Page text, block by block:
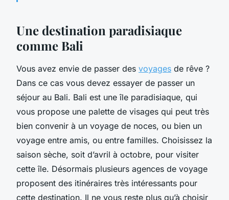
Une destination paradisiaque
comme Bali
Vous avez envie de passer des voyages de rêve ?
Dans ce cas vous devez essayer de passer un
séjour au Bali. Bali est une île paradisiaque, qui
vous propose une palette de visages qui peut très
bien convenir à un voyage de noces, ou bien un
voyage entre amis, ou entre familles. Choisissez la
saison sèche, soit d’avril à octobre, pour visiter
cette île. Désormais plusieurs agences de voyage
proposent des itinéraires très intéressants pour
cette destination. Il ne vous reste plus qu’à choisir